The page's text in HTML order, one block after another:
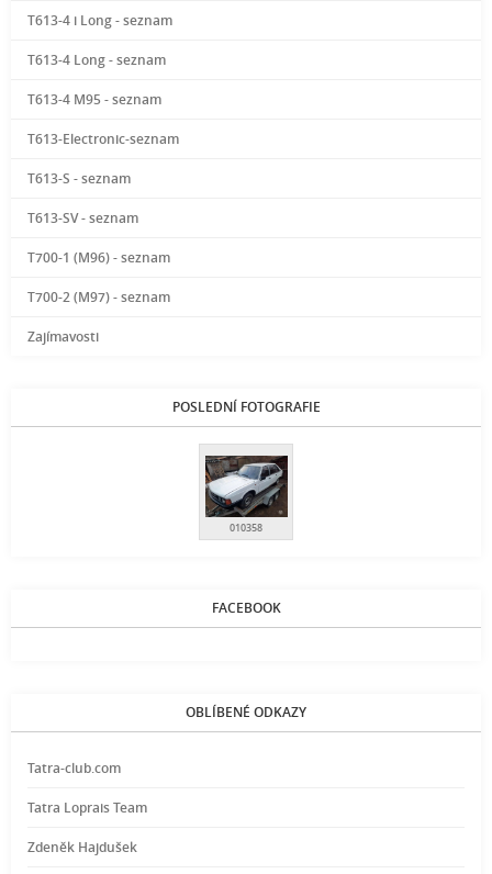
T613-4 i Long - seznam
T613-4 Long - seznam
T613-4 M95 - seznam
T613-Electronic-seznam
T613-S - seznam
T613-SV - seznam
T700-1 (M96) - seznam
T700-2 (M97) - seznam
Zajímavosti
POSLEDNÍ FOTOGRAFIE
010358
FACEBOOK
OBLÍBENÉ ODKAZY
Tatra-club.com
Tatra Loprais Team
Zdeněk Hajdušek